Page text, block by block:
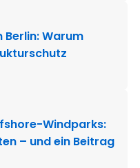
Warum
Windparks:
– und ein Beitrag